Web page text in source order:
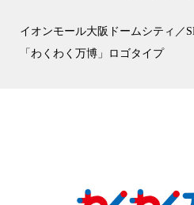
イオンモール大阪ドームシティ／
「わくわく万博」ロゴタイプ